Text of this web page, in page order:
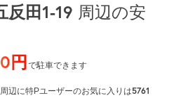
反田1-19 周辺の安
円で駐車できます
辺に特Pユーザーのお気に入りは5761